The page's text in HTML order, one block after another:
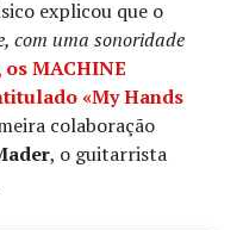
explicou que o
com uma sonoridade
osMACHINE
«My Hands
colaboração
, o guitarrista